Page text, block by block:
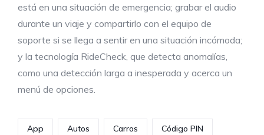
está en una situación de emergencia; grabar el audio
durante un viaje y compartirlo con el equipo de
soporte si se llega a sentir en una situación incómoda;
y la tecnología RideCheck, que detecta anomalías,
como una detección larga a inesperada y acerca un
menú de opciones.
App Autos Carros Código PIN